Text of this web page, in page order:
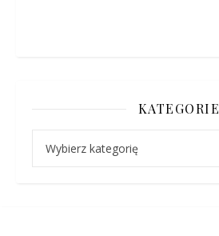
KATEGORIE